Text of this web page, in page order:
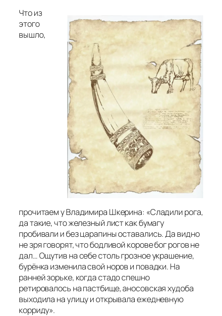
Что из
этого
вышло,
прочитаем у Владимира Шкерина: «Сладили рога,
да такие, что железный лист как бумагу
пробивали и без царапины оставались. Да видно
не зря говорят, что бодливой корове бог рогов не
дал… Ощутив на себе столь грозное украшение,
бурёнка изменила свой норов и повадки. На
ранней зорьке, когда стадо спешно
ретировалось на пастбище, аносовская худоба
выходила на улицу и открывала ежедневную
корриду».